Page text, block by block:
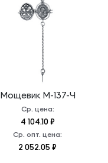
Мощевик М-137-Ч
Ср. цена:
4 104.10 ₽
Ср. опт. цена:
2 052.05 ₽